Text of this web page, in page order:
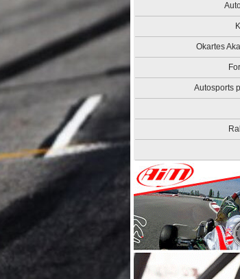
Okartes
Autosports